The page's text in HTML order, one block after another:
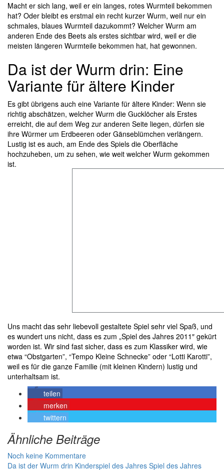
Macht er sich lang, weil er ein langes, rotes Wurmteil bekommen
hat? Oder bleibt es erstmal ein recht kurzer Wurm, weil nur ein
schmales, blaues Wurmteil dazukommt? Welcher Wurm am
anderen Ende des Beets als erstes sichtbar wird, weil er die
meisten längeren Wurmteile bekommen hat, hat gewonnen.
Da ist der Wurm drin: Eine
Variante für ältere Kinder
Es gibt übrigens auch eine Variante für ältere Kinder: Wenn sie
richtig abschätzen, welcher Wurm die Gucklöcher als Erstes
erreicht, die auf dem Weg zur anderen Seite liegen, dürfen sie
ihre Würmer um Erdbeeren oder Gänseblümchen verlängern.
Lustig ist es auch, am Ende des Spiels die Oberfläche
hochzuheben, um zu sehen, wie weit welcher Wurm gekommen
ist.
Uns macht das sehr liebevoll gestaltete Spiel sehr viel Spaß, und
es wundert uns nicht, dass es zum „Spiel des Jahres 2011″ gekürt
worden ist. Wir sind fast sicher, dass es zum Klassiker wird, wie
etwa “Obstgarten”, “Tempo Kleine Schnecke” oder “Lotti Karotti”,
weil es für die ganze Familie (mit kleinen Kindern) lustig und
unterhaltsam ist.
teilen
merken
twittern
Ähnliche Beiträge
Noch keine Kommentare
Da ist der Wurm drin Kinderspiel des Jahres Spiel des Jahres